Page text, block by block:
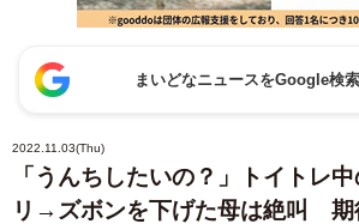
まいどなニュースをGoogle検
2022.11.03(Thu)
「うんちしたいの？」トイトレ
リ→ズボンを下げた母は絶叫 期